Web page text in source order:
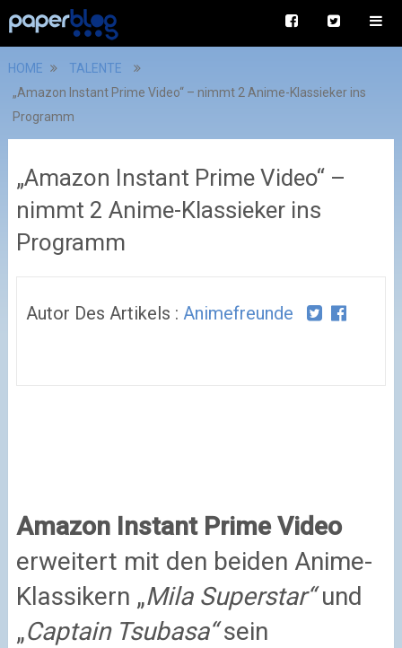
HOME
TALENTE
„Amazon Instant Prime Video“ – nimmt 2 Anime-Klassieker ins
Programm
„Amazon Instant Prime Video“ –
nimmt 2 Anime-Klassieker ins
Programm
Autor Des Artikels : Animefreunde
Amazon Instant Prime Video
erweitert mit den beiden Anime-
Klassikern „Mila Superstar“und
„Captain Tsubasa“sein